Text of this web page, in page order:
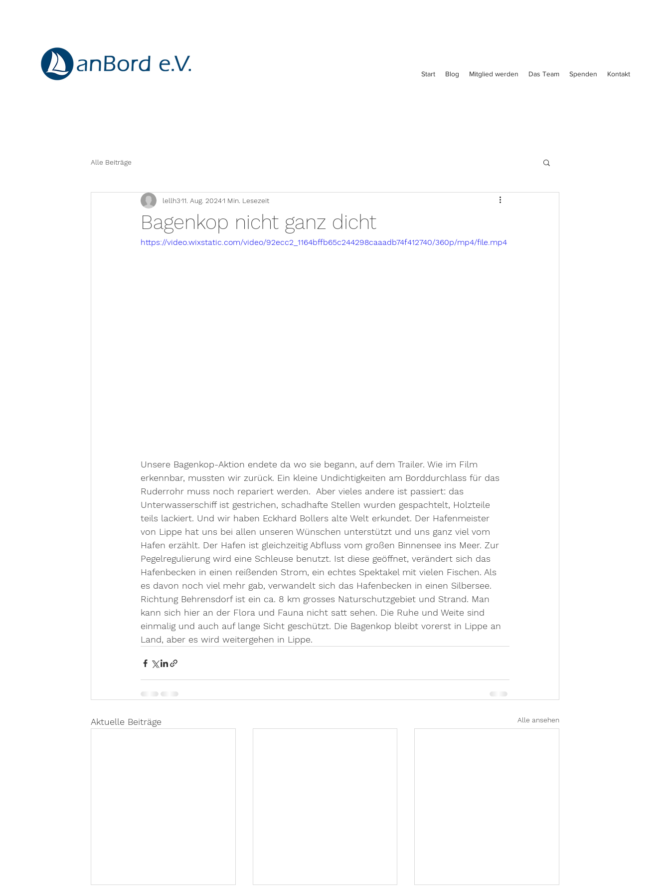
Start Blog Mitglied werden Das Team Spenden Kontakt
Alle Beiträge
Bagenkop nicht ganz dicht
lellh311. Aug. 20241 Min. Lesezeit
https://video.wixstatic.com/video/92ecc2_1164bffb65c244298caaadb74f412740/360p/mp4/file.mp4
Unsere Bagenkop-Aktion endete da wo sie begann, auf dem Trailer. Wie im Film
erkennbar, mussten wir zurück. Ein kleine Undichtigkeiten am Borddurchlass für das
Ruderrohr muss noch repariert werden.  Aber vieles andere ist passiert: das
Unterwasserschiff ist gestrichen, schadhafte Stellen wurden gespachtelt, Holzteile
teils lackiert. Und wir haben Eckhard Bollers alte Welt erkundet. Der Hafenmeister
von Lippe hat uns bei allen unseren Wünschen unterstützt und uns ganz viel vom
Hafen erzählt. Der Hafen ist gleichzeitig Abfluss vom großen Binnensee ins Meer. Zur
Pegelregulierung wird eine Schleuse benutzt. Ist diese geöffnet, verändert sich das
Hafenbecken in einen reißenden Strom, ein echtes Spektakel mit vielen Fischen. Als
es davon noch viel mehr gab, verwandelt sich das Hafenbecken in einen Silbersee.
Richtung Behrensdorf ist ein ca. 8 km grosses Naturschutzgebiet und Strand. Man
kann sich hier an der Flora und Fauna nicht satt sehen. Die Ruhe und Weite sind
einmalig und auch auf lange Sicht geschützt. Die Bagenkop bleibt vorerst in Lippe an
Land, aber es wird weitergehen in Lippe.
Aktuelle Beiträge Alle ansehen